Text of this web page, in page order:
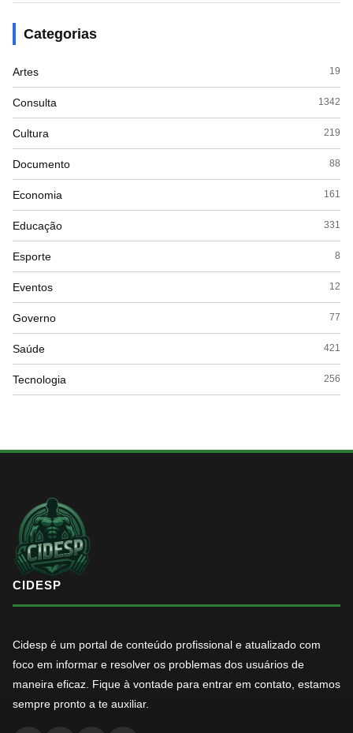
Categorias
Artes 19
Consulta 1342
Cultura 219
Documento 88
Economia 161
Educação 331
Esporte 8
Eventos 12
Governo 77
Saúde 421
Tecnologia 256
CIDESP
Cidesp é um portal de conteúdo profissional e atualizado com
foco em informar e resolver os problemas dos usuários de
maneira eficaz. Fique à vontade para entrar em contato, estamos
sempre pronto a te auxiliar.